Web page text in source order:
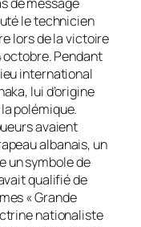
le technicien
lors de la victoire
octobre. Pendant
international
lui d’origine
polémique.
avaient
albanais, un
un symbole de
qualifié de
« Grande
nationaliste